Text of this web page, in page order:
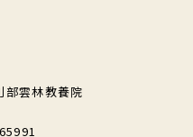
雲林教養院